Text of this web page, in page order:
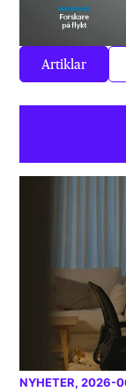
Artiklar
NYHETER, 2026-